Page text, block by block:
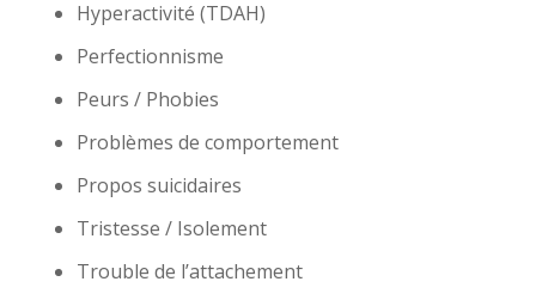
Hyperactivité (TDAH)
Perfectionnisme
Peurs / Phobies
Problèmes de comportement
Propos suicidaires
Tristesse / Isolement
Trouble de l’attachement